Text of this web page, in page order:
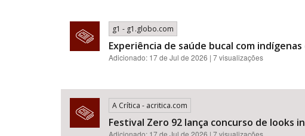
g1 - g1.globo.com
Experiência de saúde bucal com
Adicionado: 17 de Jul de 2026 | 7 visualizações
A Crítica - acritica.com
Festival Zero 92 lança concurso de looks
Adicionado: 17 de Jul de 2026 | 7 visualizações